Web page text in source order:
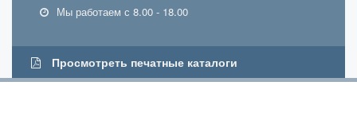
Мы работаем с 8.00 - 18.00
Просмотреть печатные каталоги